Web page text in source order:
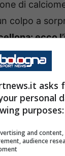
di
colpo a
ecco
nuovo
può
da
asks
personal
purposes:
and
audience